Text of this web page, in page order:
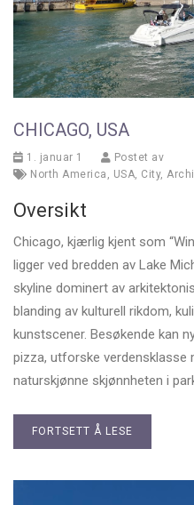
CHICAGO, USA
1. januar 1
Postet av
North America , USA, City,
Oversikt
Chicago, kjærlig kjent som
ligger ved bredden av Lake
skyline dominert av
blanding av kulturell rikdom,
kunstscener. Besøkende kan
pizza, utforske verdensklasse
naturskjønne skjønnheten i
FORTSETT Å LESE